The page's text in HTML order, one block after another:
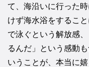
て、海沿いに行った
けず海水浴をするこ
で泳ぐという解放感
るんだ」という感動
いうことが、本当に